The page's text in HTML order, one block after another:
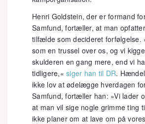
Henri Goldstein, der er formand
Samfund, fortæller, at man
tilfælde som decideret forfølgelse.
som en trussel over os, og vi
skulderen en gang mere, end vi
tidligere,« siger han til DR.
ikke lov at ødelægge hverdagen
Samfund, fortæller han: »Vi lader
at man vil sige nogle grimme ting
ikke planer om at lave om på